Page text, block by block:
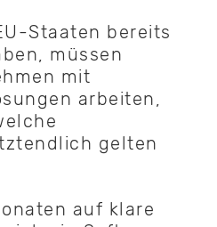
Staaten bereits
müssen
mit
arbeiten,
gelten
auf klare